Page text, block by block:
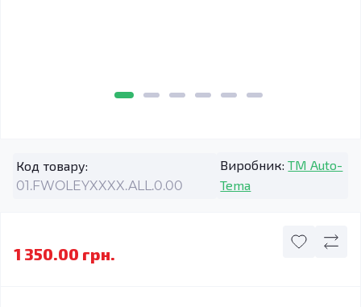
Код товару:
01.FWOLEYXXXX.ALL.0.00
Виробник: TM Auto-
Tema
1 350.00 грн.